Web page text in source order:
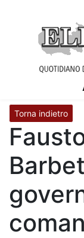
Torna indietro